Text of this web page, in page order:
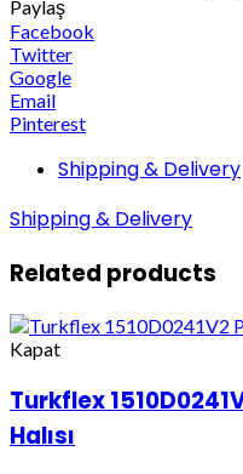
Paylaş
Facebook
Twitter
Google
Email
Pinterest
Shipping & Delivery
Shipping & Delivery
Related products
Kapat
Turkflex
Halısı